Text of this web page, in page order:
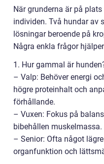
När grunderna är på
individen. Två hundar av
lösningar beroende på
Några enkla frågor
1. Hur gammal är
– Valp: Behöver energi
högre proteinhalt och
förhållande.
– Vuxen: Fokus på
bibehållen muskelmassa.
– Senior: Ofta något
organfunktion och